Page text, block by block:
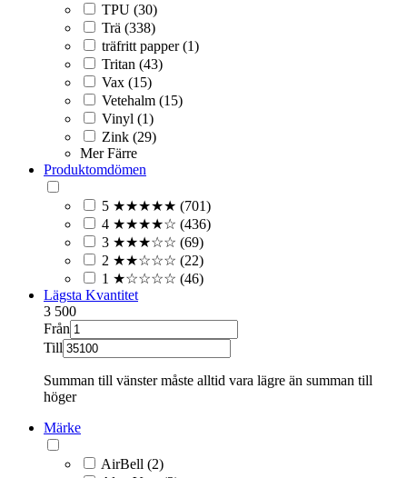
TPU (30)
Trä (338)
träfritt papper (1)
Tritan (43)
Vax (15)
Vetehalm (15)
Vinyl (1)
Zink (29)
Mer Färre
Produktomdömen
5 ★★★★★ (701)
4 ★★★★☆ (436)
3 ★★★☆☆ (69)
2 ★★☆☆☆ (22)
1 ★☆☆☆☆ (46)
Lägsta Kvantitet
3 500
Från
Till
Summan till vänster måste alltid vara lägre än summan till
höger
Märke
AirBell (2)